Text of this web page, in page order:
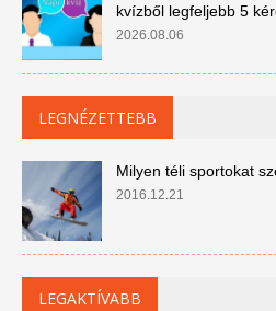
kvízből legfeljebb 5
2026.08.06
LEGNÉZETTEBB
Milyen téli sportokat
2016.12.21
LEGAKTÍVABB